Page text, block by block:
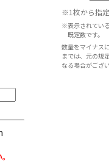
※1枚から指
※表示されてい
既定数です。
数量をマイナス
までは、元の規
なる場合がござい